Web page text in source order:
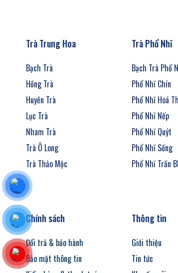
Trà Trung Hoa
Bạch Trà
Hồng Trà
Huyền Trà
Lục Trà
Nham Trà
Trà Ô Long
Trà Thảo Mộc
Trà Phổ Nhĩ
Bạch Trà Phổ
Phổ Nhĩ Chín
Phổ Nhĩ Hoá
Phổ Nhĩ Nếp
Phổ Nhĩ Quýt
Phổ Nhĩ Sống
Phổ Nhĩ Trần Bì
Chính sách
Đổi trả & bảo hành
Bảo mật thông tin
Thông tin
Giới thiệu
Tin tức